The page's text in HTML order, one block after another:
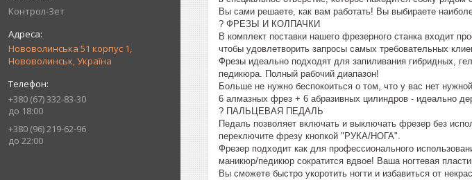
Контрол-Зет
Нововолинська 51 корпус 1,
Нововолинськ, Україна
+380 (67) 332-83-30
до 18:00
+380 (96) 219-62-96
до 22:00
Вы сами решаете, как вам работать! Вы выбираете
? ФРЕЗЫ И КОЛПАЧКИ
В комплект поставки нашего фрезерного станка входит
чтобы удовлетворить запросы самых требовательных
Фрезы идеально подходят для запиливания гибридных,
педикюра. Полный рабочий диапазон!
Больше не нужно беспокоиться о том, что у вас нет
6 алмазных фрез + 6 абразивных цилиндров - идеально
? ПАЛЬЦЕВАЯ ПЕДАЛЬ
Педаль позволяет включать и выключать фрезер без
переключите фрезу кнопкой "РУКА/НОГА".
Фрезер подходит как для профессионального
маникюр/педикюр сократится вдвое! Ваша ногтевая
Вы сможете быстро укоротить ногти и избавиться от